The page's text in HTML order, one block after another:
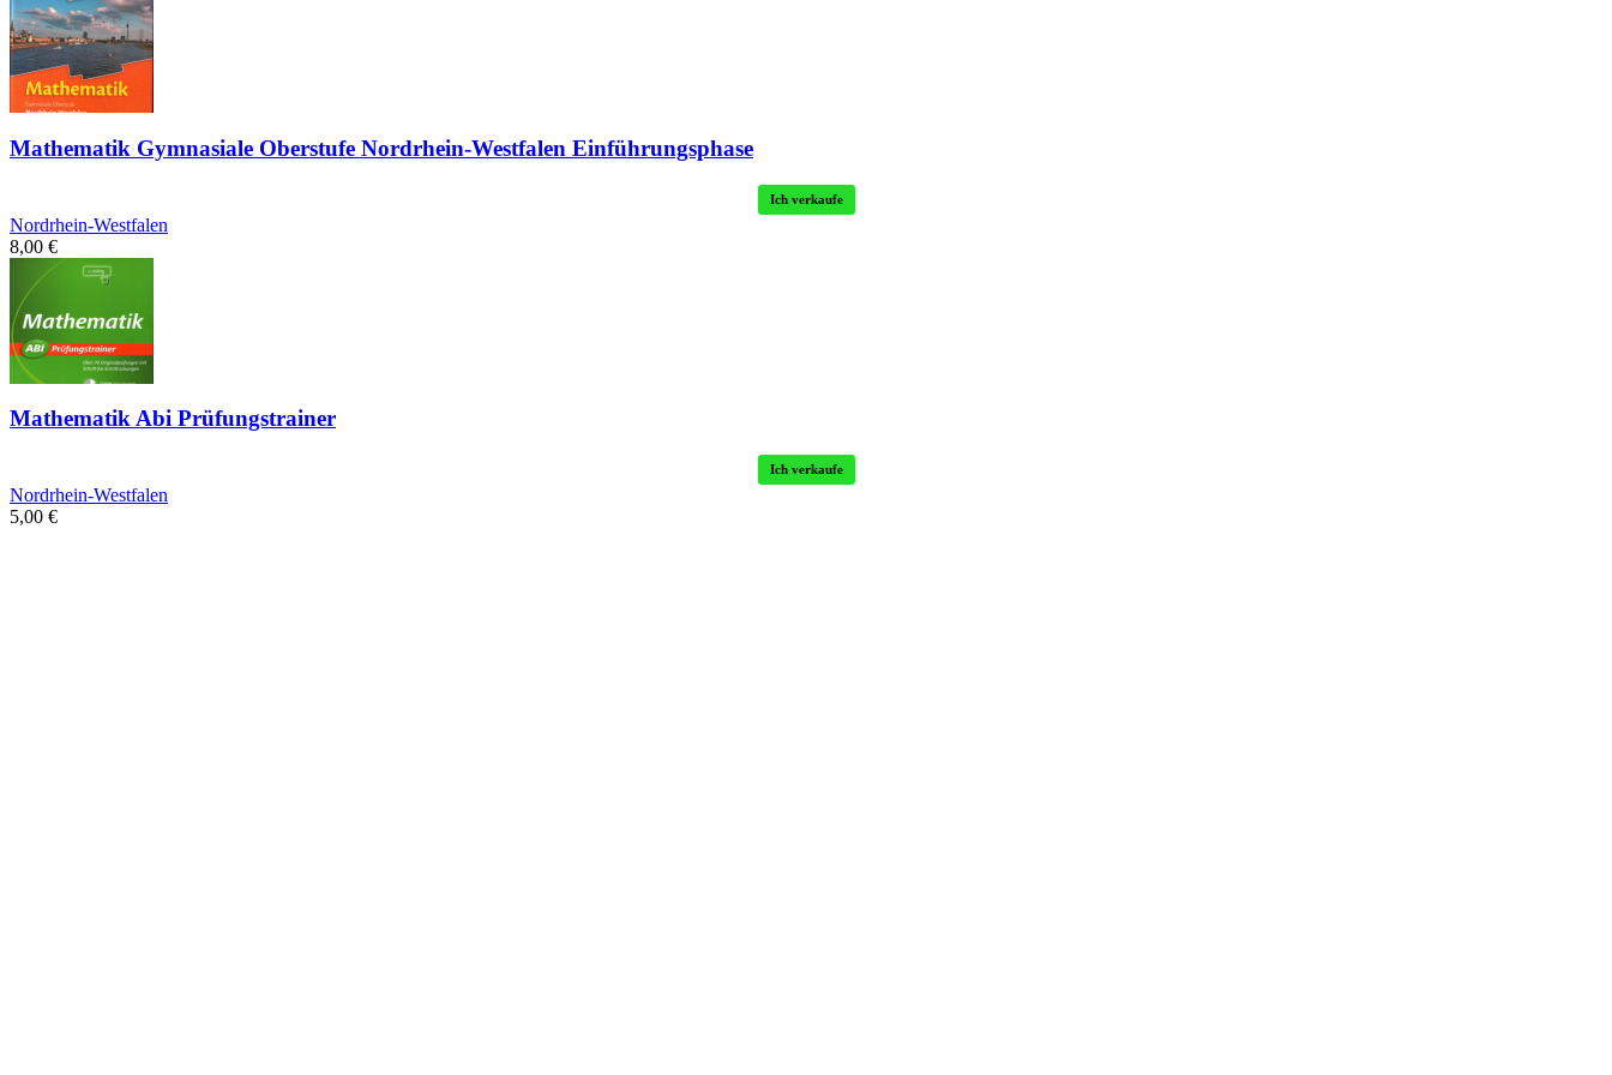
Mathematik Gymnasiale Oberstufe Nordrhein-Westfalen Einführungsphase
Ich verkaufe
Nordrhein-Westfalen
8,00 €
Mathematik Abi Prüfungstrainer
Ich verkaufe
Nordrhein-Westfalen
5,00 €